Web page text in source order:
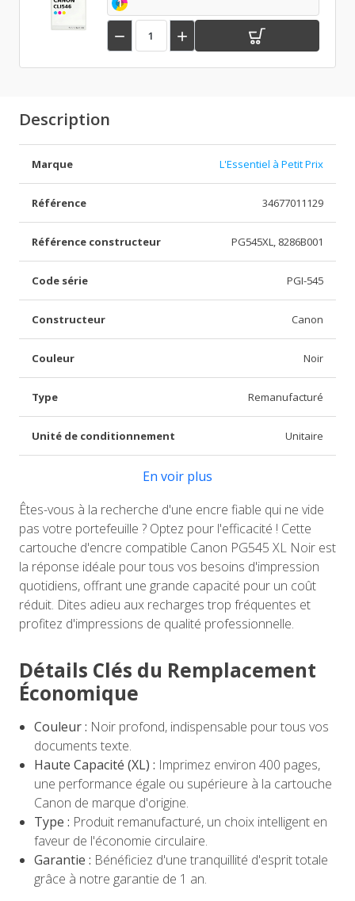
 
Description
Marque L'Essentiel à Petit Prix
Référence 34677011129
Référence constructeur PG545XL, 8286B001
Code série PGI-545
Constructeur Canon
Couleur Noir
Type Remanufacturé
Unité de conditionnement Unitaire
En voir plus
Êtes-vous à la recherche d'une encre fiable qui ne vide
pas votre portefeuille ? Optez pour l'efficacité ! Cette
cartouche d'encre compatible Canon PG545 XL Noir est
la réponse idéale pour tous vos besoins d'impression
quotidiens, offrant une grande capacité pour un coût
réduit. Dites adieu aux recharges trop fréquentes et
profitez d'impressions de qualité professionnelle.
Détails Clés du Remplacement
Économique
Couleur : Noir profond, indispensable pour tous vos
documents texte.
Haute Capacité (XL) : Imprimez environ 400 pages,
une performance égale ou supérieure à la cartouche
Canon de marque d'origine.
Type : Produit remanufacturé, un choix intelligent en
faveur de l'économie circulaire.
Garantie : Bénéficiez d'une tranquillité d'esprit totale
grâce à notre garantie de 1 an.